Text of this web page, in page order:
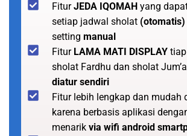
FiturJEDA IQOMAH yang
setiap jadwal sholat (otomatis)
setting manual
Fitur LAMA MATI DISPLAY
sholat Fardhu dan sholat
diatur sendiri
Fitur lebih lengkap dan mudah
karena berbasis aplikasi
menarik via wifi android